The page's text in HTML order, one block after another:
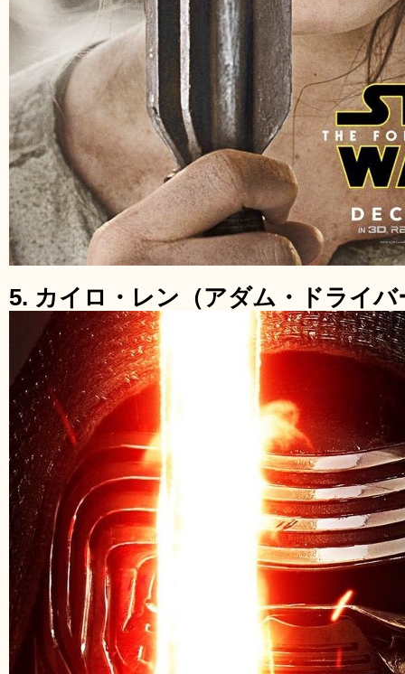
5. カイロ・レン（アダム・ドライバ